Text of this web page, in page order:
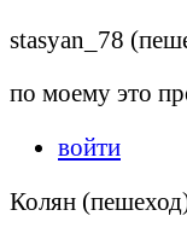
stasyan_78
по моему это
войти
Колян